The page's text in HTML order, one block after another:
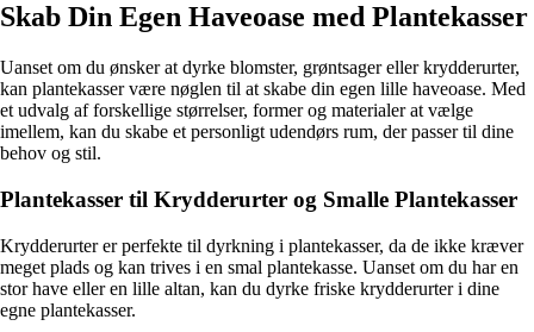
Skab Din Egen Haveoase med Plantekasser
Uanset om du ønsker at dyrke blomster, grøntsager eller krydderurter,
kan plantekasser være nøglen til at skabe din egen lille haveoase. Med
et udvalg af forskellige størrelser, former og materialer at vælge
imellem, kan du skabe et personligt udendørs rum, der passer til dine
behov og stil.
Plantekasser til Krydderurter og Smalle Plantekasser
Krydderurter er perfekte til dyrkning i plantekasser, da de ikke kræver
meget plads og kan trives i en smal plantekasse. Uanset om du har en
stor have eller en lille altan, kan du dyrke friske krydderurter i dine
egne plantekasser.